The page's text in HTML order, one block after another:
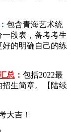
： 包含青海艺术统
段表，备考考生
的明确自己的练
总 ： 包括2022最
招生简章。【陆续
大吉！